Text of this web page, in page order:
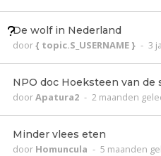
De wolf in Nederland
door{ topic.S_USERNAME } - 3
NPO doc Hoeksteen van de
doorApatura2 - 2 maanden
Minder vlees eten
door Homuncula - 5 maanden